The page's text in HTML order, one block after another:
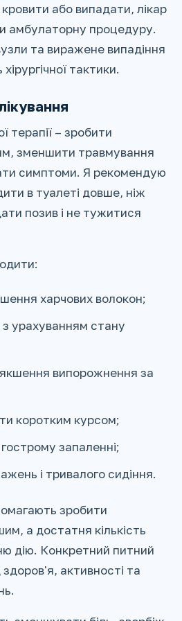
або випадати, лікар
амбулаторну процедуру.
та виражене випадіння
тактики.
терапії – зробити
зменшити травмування
симптоми. Я рекомендую
в туалеті довше, ніж
позив і не тужитися
харчових волокон;
урахуванням стану
випорожнення за
коротким курсом;
запаленні;
і тривалого сидіння.
зробити
а достатня кількість
дію. Конкретний питний
активності та